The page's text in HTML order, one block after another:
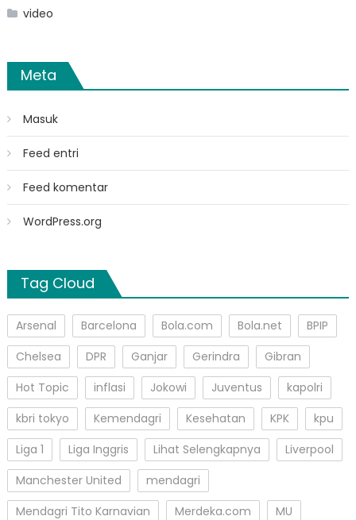
video
Meta
Masuk
Feed entri
Feed komentar
WordPress.org
Tag Cloud
Arsenal Barcelona Bola.com Bola.net
BPIP
Chelsea
DPR Ganjar Gerindra
Gibran
Hot Topic
inflasi Jokowi Juventus
kapolri
kbri tokyo
Kemendagri Kesehatan KPK
kpu
Liga 1
Liga Inggris Lihat Selengkapnya
Liverpool
Manchester United
mendagri
Mendagri Tito Karnavian
Merdeka.com
MU